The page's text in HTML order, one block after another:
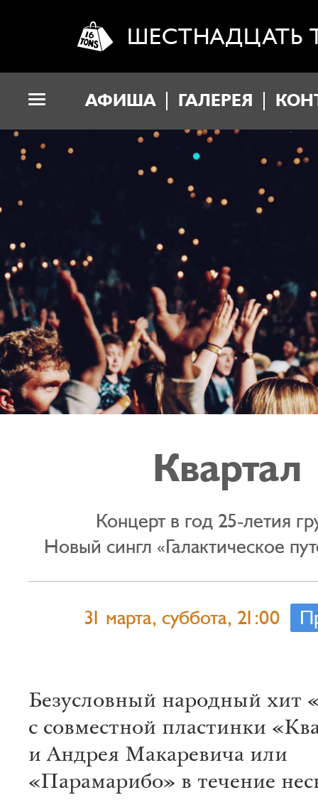
ШЕСТНАДЦАТЬ
АФИША ГАЛЕРЕЯ
Квартал
Концерт в год 25-летия
Новый сингл «Галактическое
31 марта, суббота, 21:00
Безусловный народный хит
с совместной пластинки
и Андрея Макаревича или
«Парамарибо» в течение